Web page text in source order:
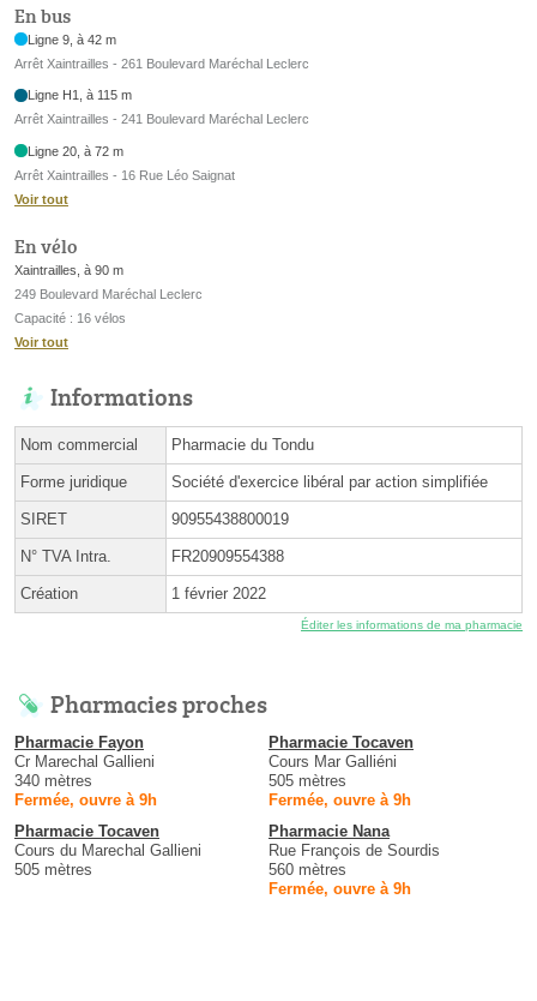
En bus
Ligne 9, à 42 m
Arrêt Xaintrailles - 261 Boulevard Maréchal Leclerc
Ligne H1, à 115 m
Arrêt Xaintrailles - 241 Boulevard Maréchal Leclerc
Ligne 20, à 72 m
Arrêt Xaintrailles - 16 Rue Léo Saignat
Voir tout
En vélo
Xaintrailles, à 90 m
249 Boulevard Maréchal Leclerc
Capacité : 16 vélos
Voir tout
Informations
Nom commercial Pharmacie du Tondu
Forme juridique Société d'exercice libéral par action simplifiée
SIRET 90955438800019
N° TVA Intra. FR20909554388
Création 1 février 2022
Éditer les informations de ma pharmacie
Pharmacies proches
Pharmacie Fayon
Cr Marechal Gallieni
340 mètres
Fermée, ouvre à 9h
Pharmacie Tocaven
Cours Mar Galliéni
505 mètres
Fermée, ouvre à 9h
Pharmacie Tocaven
Cours du Marechal Gallieni
505 mètres
Pharmacie Nana
Rue François de Sourdis
560 mètres
Fermée, ouvre à 9h